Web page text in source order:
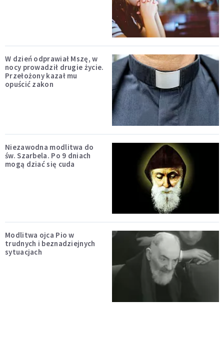
W dzień odprawiał Mszę, w
nocy prowadził drugie życie.
Przełożony kazał mu
opuścić zakon
Niezawodna modlitwa do
św. Szarbela. Po 9 dniach
mogą dziać się cuda
Modlitwa ojca Pio w
trudnych i beznadziejnych
sytuacjach